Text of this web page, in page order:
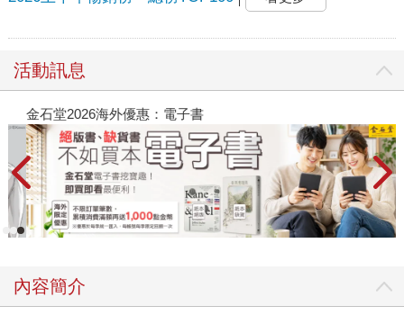
活動訊息
金石堂2026海外優惠：電子書
內容簡介